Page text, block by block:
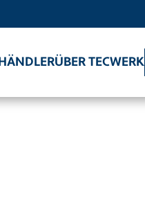
HÄNDLERÜBER TECWERK